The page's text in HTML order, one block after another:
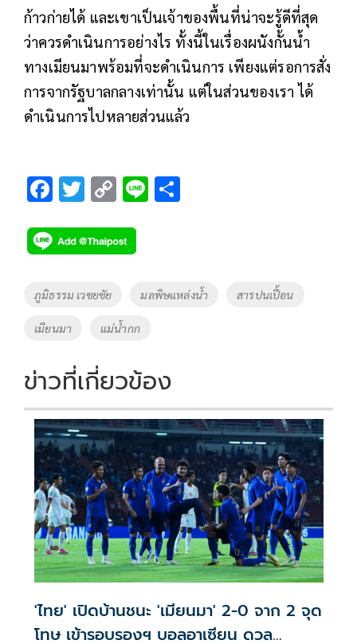
ก้าวก่ายได้​ และเขาเป็นเจ้าของพื้นที่น่าจะรู้ดีที่สุด
ว่าควรดำเนินการอย่างไร ทั้งนี้ในเรื่องผนังกั้นน้ำ​
ทางเมียนมาพร้อมที่จะดำเนินการ เพียงแต่รอการสั่ง
การจากรัฐบาลกลางเท่านั้น แต่ในส่วนของเรา ได้
ดำเนินการไปหลายส่วนแล้ว
F
e
b
o
k
T
tt
er
C
p
y
n
k
Li
Tags
ภูมิธรรม เวชยชัย มลพิษแหล่งน้ำ สารปนเปื้อน
เมียนมา แม่น้ำกก
ข่าวที่เกี่ยวข้อง
'ไทย' เปิดบ้านชนะ 'เมียนมา' 2-0 จาก 2 จุด
โทษ เข้ารอบรองฯ บอลอาเซียน ดวล